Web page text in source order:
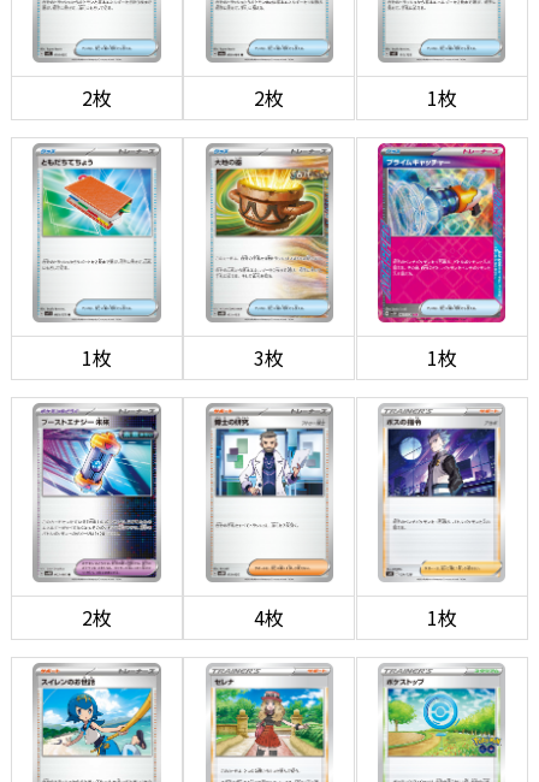
2枚 2枚 1枚
1枚 3枚 1枚
2枚 4枚 1枚